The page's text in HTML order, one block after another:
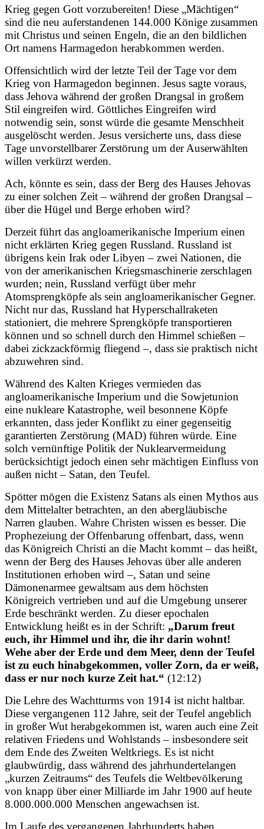
Krieg gegen Gott vorzubereiten! Diese „Mächtigen“
sind die neu auferstandenen 144.000 Könige zusammen
mit Christus und seinen Engeln, die an den bildlichen
Ort namens Harmagedon herabkommen werden.
Offensichtlich wird der letzte Teil der Tage vor dem
Krieg von Harmagedon beginnen. Jesus sagte voraus,
dass Jehova während der großen Drangsal in großem
Stil eingreifen wird. Göttliches Eingreifen wird
notwendig sein, sonst würde die gesamte Menschheit
ausgelöscht werden. Jesus versicherte uns, dass diese
Tage unvorstellbarer Zerstörung um der Auserwählten
willen verkürzt werden.
Ach, könnte es sein, dass der Berg des Hauses Jehovas
zu einer solchen Zeit – während der großen Drangsal –
über die Hügel und Berge erhoben wird?
Derzeit führt das angloamerikanische Imperium einen
nicht erklärten Krieg gegen Russland. Russland ist
übrigens kein Irak oder Libyen – zwei Nationen, die
von der amerikanischen Kriegsmaschinerie zerschlagen
wurden; nein, Russland verfügt über mehr
Atomsprengköpfe als sein angloamerikanischer Gegner.
Nicht nur das, Russland hat Hyperschallraketen
stationiert, die mehrere Sprengköpfe transportieren
können und so schnell durch den Himmel schießen –
dabei zickzackförmig fliegend –, dass sie praktisch nicht
abzuwehren sind.
Während des Kalten Krieges vermieden das
angloamerikanische Imperium und die Sowjetunion
eine nukleare Katastrophe, weil besonnene Köpfe
erkannten, dass jeder Konflikt zu einer gegenseitig
garantierten Zerstörung (MAD) führen würde. Eine
solch vernünftige Politik der Nuklearvermeidung
berücksichtigt jedoch einen sehr mächtigen Einfluss von
außen nicht – Satan, den Teufel.
Spötter mögen die Existenz Satans als einen Mythos aus
dem Mittelalter betrachten, an den abergläubische
Narren glauben. Wahre Christen wissen es besser. Die
Prophezeiung der Offenbarung offenbart, dass, wenn
das Königreich Christi an die Macht kommt – das heißt,
wenn der Berg des Hauses Jehovas über alle anderen
Institutionen erhoben wird –, Satan und seine
Dämonenarmee gewaltsam aus dem höchsten
Königreich vertrieben und auf die Umgebung unserer
Erde beschränkt werden. Zu dieser epochalen
Entwicklung heißt es in der Schrift: „Darum freut
euch, ihr Himmel und ihr, die ihr darin wohnt!
Wehe aber der Erde und dem Meer, denn der Teufel
ist zu euch hinabgekommen, voller Zorn, da er weiß,
dass er nur noch kurze Zeit hat.“ (12:12)
Die Lehre des Wachtturms von 1914 ist nicht haltbar.
Diese vergangenen 112 Jahre, seit der Teufel angeblich
in großer Wut herabgekommen ist, waren auch eine Zeit
relativen Friedens und Wohlstands – insbesondere seit
dem Ende des Zweiten Weltkriegs. Es ist nicht
glaubwürdig, dass während des jahrhundertelangen
„kurzen Zeitraums“ des Teufels die Weltbevölkerung
von knapp über einer Milliarde im Jahr 1900 auf heute
8.000.000.000 Menschen angewachsen ist.
Im Laufe des vergangenen Jahrhunderts haben